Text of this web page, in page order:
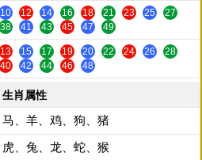
10 12 14 16 18 21 23 25
27
38 41 43 45 47 49
13 15 17 19 20 22 24 26
28
40 42 44 46 48
生肖属性
、羊、鸡、狗、猪
虎、兔、龙、蛇、猴